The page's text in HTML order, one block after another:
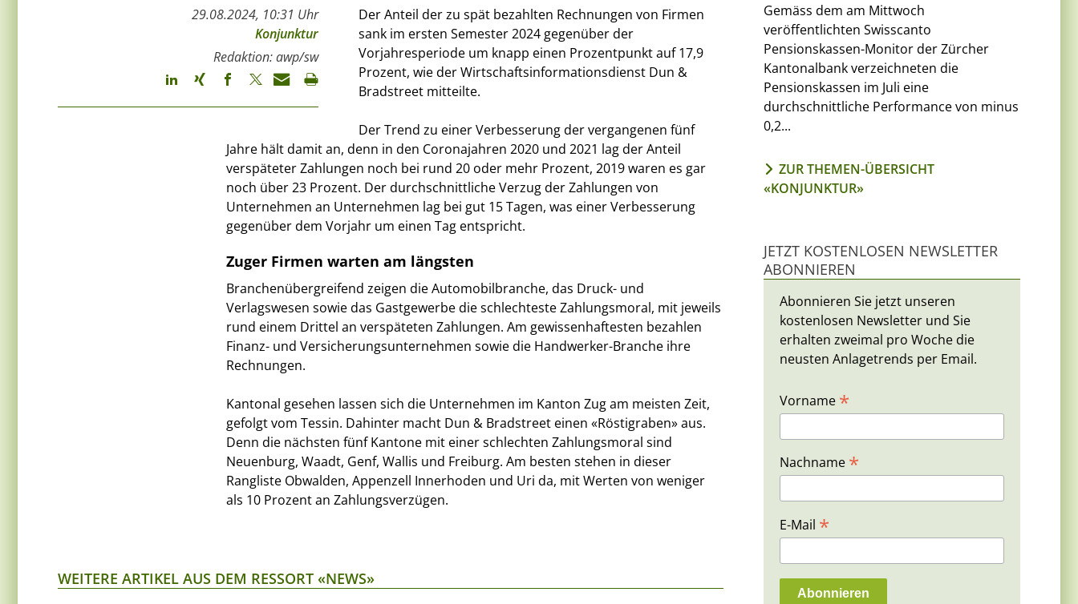
29.08.2024, 10:31 Uhr
Konjunktur
Redaktion: awp/sw
Der Anteil der zu spät bezahlten Rechnungen von Firmen
sank im ersten Semester 2024 gegenüber der
Vorjahresperiode um knapp einen Prozentpunkt auf 17,9
Prozent, wie der Wirtschaftsinformationsdienst Dun &
Bradstreet mitteilte.
Der Trend zu einer Verbesserung der vergangenen fünf
Jahre hält damit an, denn in den Coronajahren 2020 und 2021 lag der Anteil
verspäteter Zahlungen noch bei rund 20 oder mehr Prozent, 2019 waren es gar
noch über 23 Prozent. Der durchschnittliche Verzug der Zahlungen von
Unternehmen an Unternehmen lag bei gut 15 Tagen, was einer Verbesserung
gegenüber dem Vorjahr um einen Tag entspricht.
Zuger Firmen warten am längsten
Branchenübergreifend zeigen die Automobilbranche, das Druck- und
Verlagswesen sowie das Gastgewerbe die schlechteste Zahlungsmoral, mit jeweils
rund einem Drittel an verspäteten Zahlungen. Am gewissenhaftesten bezahlen
Finanz- und Versicherungsunternehmen sowie die Handwerker-Branche ihre
Rechnungen.
Kantonal gesehen lassen sich die Unternehmen im Kanton Zug am meisten Zeit,
gefolgt vom Tessin. Dahinter macht Dun & Bradstreet einen «Röstigraben» aus.
Denn die nächsten fünf Kantone mit einer schlechten Zahlungsmoral sind
Neuenburg, Waadt, Genf, Wallis und Freiburg. Am besten stehen in dieser
Rangliste Obwalden, Appenzell Innerhoden und Uri da, mit Werten von weniger
als 10 Prozent an Zahlungsverzügen.
WEITERE ARTIKEL AUS DEM RESSORT «NEWS»
Gemäss dem am Mittwoch
veröffentlichten Swisscanto
Pensionskassen-Monitor der Zürcher
Kantonalbank verzeichneten die
Pensionskassen im Juli eine
durchschnittliche Performance von minus
0,2...
ZUR THEMEN-ÜBERSICHT
«KONJUNKTUR»
JETZT KOSTENLOSEN NEWSLETTER
ABONNIEREN
Abonnieren Sie jetzt unseren
kostenlosen Newsletter und Sie
erhalten zweimal pro Woche die
neusten Anlagetrends per Email.
Vorname *
Nachname *
E-Mail *